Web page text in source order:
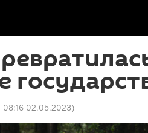
08:16 02.05.2023)